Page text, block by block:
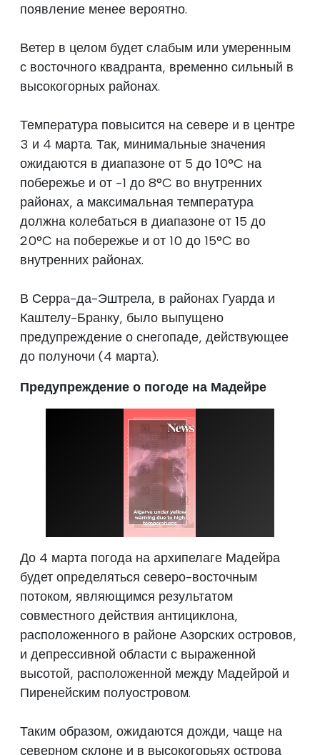
появление менее вероятно.
Ветер в целом будет слабым или умеренным
с восточного квадранта, временно сильный в
высокогорных районах.
Температура повысится на севере и в центре
3 и 4 марта. Так, минимальные значения
ожидаются в диапазоне от 5 до 10°C на
побережье и от -1 до 8°C во внутренних
районах, а максимальная температура
должна колебаться в диапазоне от 15 до
20°C на побережье и от 10 до 15°C во
внутренних районах.
В Серра-да-Эштрела, в районах Гуарда и
Каштелу-Бранку, было выпущено
предупреждение о снегопаде, действующее
до полуночи (4 марта).
Предупреждение о погоде на Мадейре
До 4 марта погода на архипелаге Мадейра
будет определяться северо-восточным
потоком, являющимся результатом
совместного действия антициклона,
расположенного в районе Азорских островов,
и депрессивной области с выраженной
высотой, расположенной между Мадейрой и
Пиренейским полуостровом.
Таким образом, ожидаются дожди, чаще на
северном склоне и в высокогорьях острова